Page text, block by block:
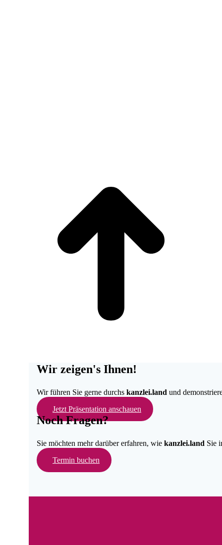
Wir zeigen's Ihnen!
Wir führen Sie gerne durchs kanzlei.land und
Jetzt Präsentation anschauen
Noch Fragen?
Sie möchten mehr darüber erfahren, wie kanzlei.land Sie
Termin buchen